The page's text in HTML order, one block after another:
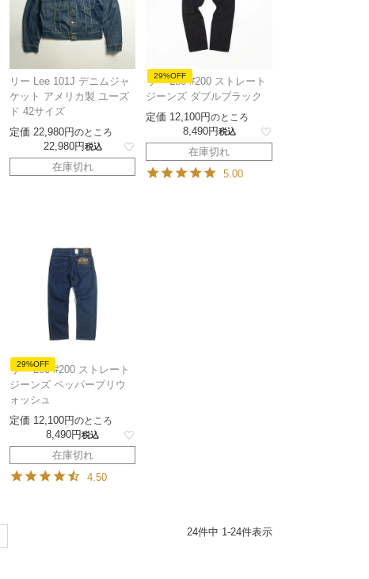
リー Lee 101J デニムジャ
ケット アメリカ製 ユーズ
ド 42サイズ
定価 22,980 のところ
22,980 税込
在庫切れ
29%OFF
リー Lee #200 ストレート
ジーンズ ダブルブラック
定価 12,100 のところ
8,490 税込
在庫切れ
5.00
29%OFF
リー Lee #200 ストレート
ジーンズ ペッパープリウ
ォッシュ
定価 12,100 のところ
8,490 税込
在庫切れ
4.50
24件中 1-24件表示